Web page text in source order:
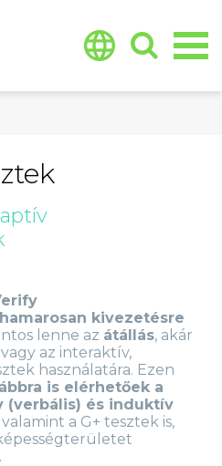
hamarosan kivezetésre
lenne az átállás, akár
az interaktív,
használatára. Ezen
is elérhetőek a
(verbális) és induktív
valamint a G+ tesztek is,